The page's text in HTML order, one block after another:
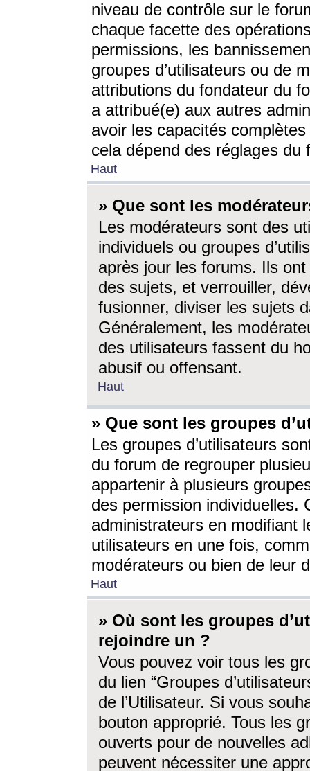
niveau de contrôle sur le
chaque facette des
permissions, les
groupes d’utilisateurs ou de
attributions du fondateur du
a attribué(e) aux autres
avoir les capacités
cela dépend des réglages du
Haut
» Que sont les
Les modérateurs sont des
individuels ou groupes
après jour les forums. Ils ont
des sujets, et verrouiller,
fusionner, diviser les sujets
Généralement, les
des utilisateurs fassent du
abusif ou offensant.
Haut
» Que sont les groupes
Les groupes d’utilisateurs
du forum de regrouper
appartenir à plusieurs
des permission individuelles.
administrateurs en modifiant
utilisateurs en une fois,
modérateurs ou bien de leur
Haut
» Où sont les groupes
rejoindre un ?
Vous pouvez voir tous les
du lien “Groupes
de l’Utilisateur. Si vous
bouton approprié. Tous les
ouverts pour de nouvelles
peuvent nécessiter une